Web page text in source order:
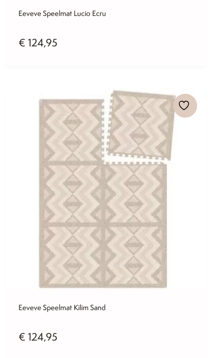
Eeveve Speelmat Lucio Ecru
€ 124,95
Eeveve Speelmat Kilim Sand
€ 124,95